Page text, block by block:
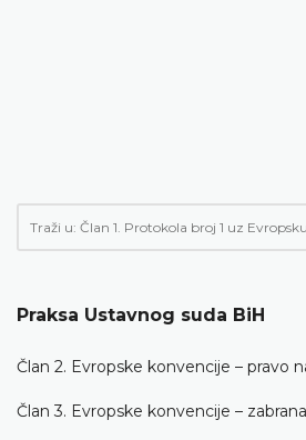
Praksa Ustavnog suda BiH
Član 2. Evropske konvencije – pravo
Član 3. Evropske konvencije –